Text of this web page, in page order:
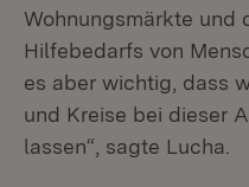
Wohnungsmärkte und
Hilfebedarfs von
es aber wichtig, dass
und Kreise bei dieser
lassen“, sagte Lucha.